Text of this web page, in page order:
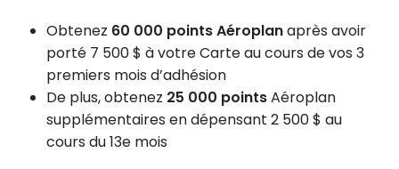
Obtenez 60 000 points Aéroplanaprès avoir
porté 7 500 $ à votre Carte au cours de vos 3
premiers mois d’adhésion
De plus, obtenez 25 000 pointsAéroplan
supplémentaires en dépensant 2 500 $ au
cours du 13e mois